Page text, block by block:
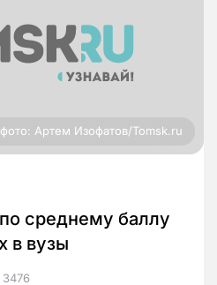
Артем Изофатов/Tomsk.ru
среднему баллу
в вузы
3476